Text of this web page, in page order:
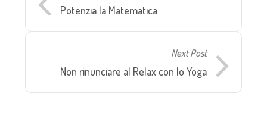
Potenzia la Matematica
Next Post
Non rinunciare al Relax con lo Yoga